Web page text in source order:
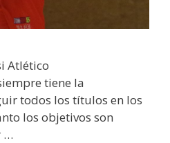
Atlético
tiene la
todos los títulos en los
los objetivos son
…